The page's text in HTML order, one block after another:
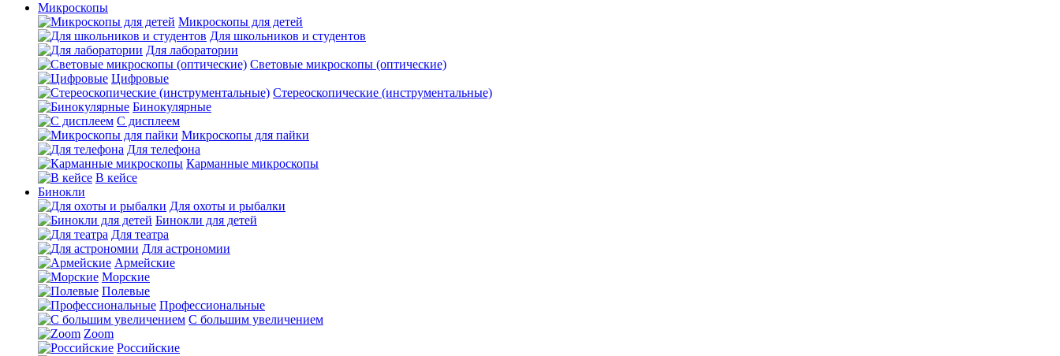
Микроскопы
Микроскопы для детей
Для школьников и студентов
Для лаборатории
Световые микроскопы (оптические)
Цифровые
Стереоскопические (инструментальные)
Бинокулярные
С дисплеем
Микроскопы для пайки
Для телефона
Карманные микроскопы
В кейсе
Бинокли
Для охоты и рыбалки
Бинокли для детей
Для театра
Для астрономии
Армейские
Морские
Полевые
Профессиональные
С большим увеличением
Zoom
Российские